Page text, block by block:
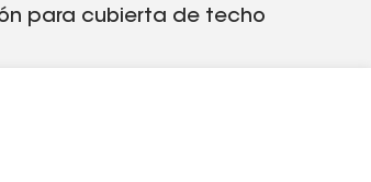
para cubierta de techo